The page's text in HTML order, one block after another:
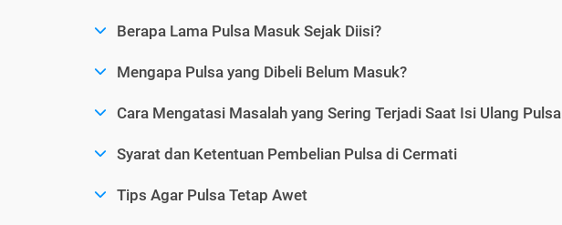
Berapa Lama Pulsa Masuk Sejak Diisi?
Mengapa Pulsa yang Dibeli Belum Masuk?
Cara Mengatasi Masalah yang Sering Terjadi Saat Isi Ulang Pulsa
Syarat dan Ketentuan Pembelian Pulsa di Cermati
Tips Agar Pulsa Tetap Awet